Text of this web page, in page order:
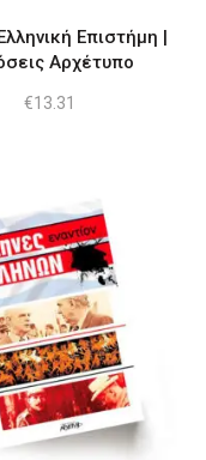
Επιστήμη |
Αρχέτυπο
€13.31